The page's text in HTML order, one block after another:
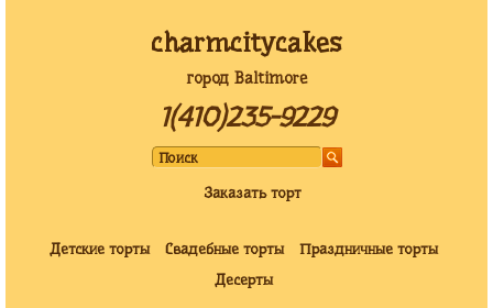
charmcitycakes
город Baltimore
1(410)235-9229
Заказать торт
Детские торты Свадебные торты
Праздничные торты
Десерты